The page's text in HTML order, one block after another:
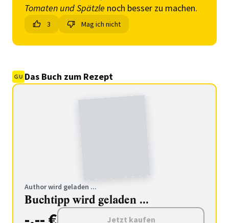
Tomaten und Spätzle noch besser zu machen.
3 Mag ich nicht
Das Buch zum Rezept
Author wird geladen ...
Buchtipp wird geladen ...
Jetzt kaufen